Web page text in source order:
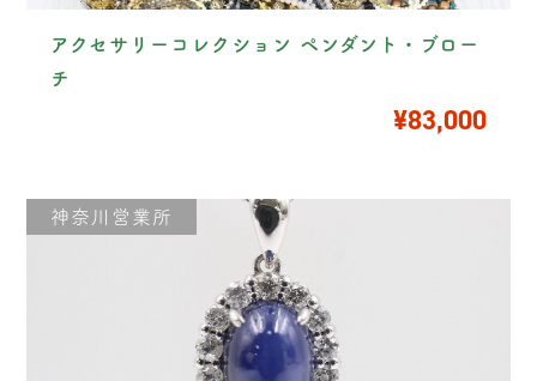
アクセサリーコレクション ペンダント・ブロー
チ
¥83,000
神奈川営業所